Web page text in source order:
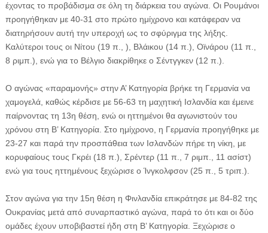
έχοντας το προβάδισμα σε όλη τη διάρκεια του αγώνα. Οι Ρουμάνοι
προηγήθηκαν με 40-31 στο πρώτο ημίχρονο και κατάφεραν να
διατηρήσουν αυτή την υπεροχή ως το σφύριγμα της λήξης.
Καλύτεροι τους οι Νίτου (19 π., ), Βλάικου (14 π.), Οϊνάρου (11 π.,
8 ριμπ.), ενώ για το Βέλγιο διακρίθηκε ο Σέντγγκεν (12 π.).
Ο αγώνας «παραμονής» στην Α’ Κατηγορία βρήκε τη Γερμανία να
χαμογελά, καθώς κέρδισε με 56-63 τη μαχητική Ισλανδία και έμεινε
παίρνοντας τη 13η θέση, ενώ οι ηττημένοι θα αγωνιστούν του
χρόνου στη Β’ Κατηγορία. Στο ημίχρονο, η Γερμανία προηγήθηκε με
23-27 και παρά την προσπάθεια των Ισλανδών πήρε τη νίκη, με
κορυφαίους τους Γκρέι (18 π.), Σρέντερ (11 π., 7 ριμπ., 11 ασίστ)
ενώ για τους ηττημένους ξεχώρισε ο Ίνγκολφσον (25 π., 5 τριπ.).
Στον αγώνα για την 15η θέση η Φινλανδία επικράτησε με 84-82 της
Ουκρανίας μετά από συναρπαστικό αγώνα, παρά το ότι και οι δύο
ομάδες έχουν υποβιβαστεί ήδη στη Β’ Κατηγορία. Ξεχώρισε ο